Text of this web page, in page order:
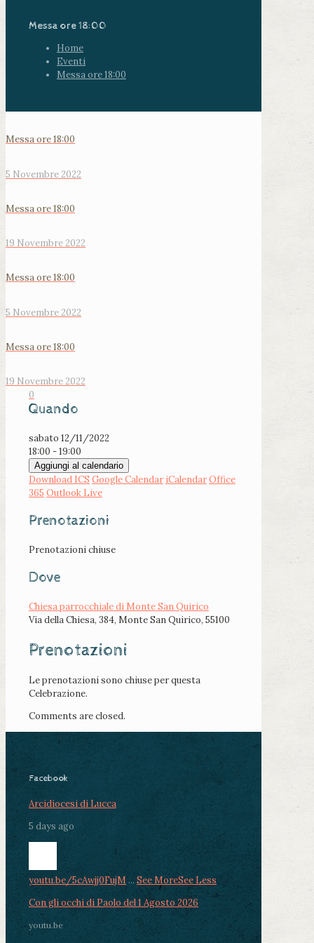
Messa ore 18:00
Home
Eventi
Messa ore 18:00
Messa ore 18:00
5 Novembre 2022
Messa ore 18:00
19 Novembre 2022
Messa ore 18:00
5 Novembre 2022
Messa ore 18:00
19 Novembre 2022
0
Quando
sabato 12/11/2022
18:00 - 19:00
Aggiungi al calendario
Download ICS Google Calendar iCalendarOffice
365 Outlook Live
Prenotazioni
Prenotazioni chiuse
Dove
Chiesa parrocchiale di Monte San Quirico
Via della Chiesa, 384, Monte San Quirico, 55100
Prenotazioni
Le prenotazioni sono chiuse per questa
Celebrazione.
Comments are closed.
Facebook
Arcidiocesi di Lucca
5 days ago
youtu.be/5cAwjj0FujM ... See MoreSee Less
Con gli occhi di Paolo del 1 Agosto 2026
youtu.be